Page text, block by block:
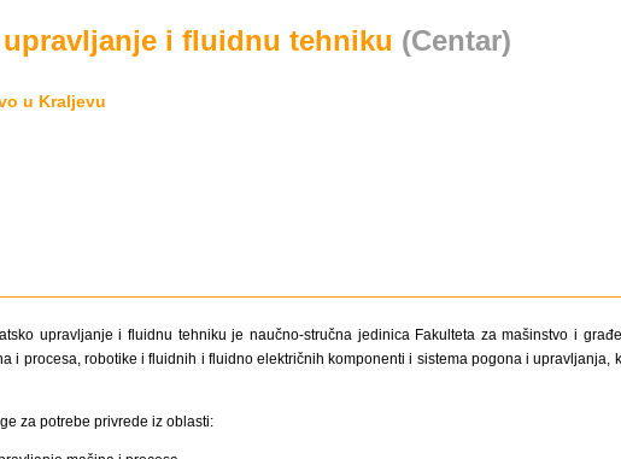
i fluidnu tehniku (Centar)
u Kraljevu
upravljanje i fluidnu tehniku je naučno-stručna jedinica Fakulteta za mašinstvo i
i procesa, robotike i fluidnih i fluidno električnih komponenti i sistema pogona i
za potrebe privrede iz oblasti: